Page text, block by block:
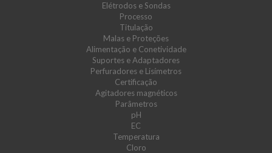
Elétrodos e Sondas
Processo
Titulação
Malas e Proteções
Alimentação e Conetividade
Suportes e Adaptadores
Perfuradores e Lisímetros
Certificação
Agitadores magnéticos
Parâmetros
pH
EC
Temperatura
Cloro